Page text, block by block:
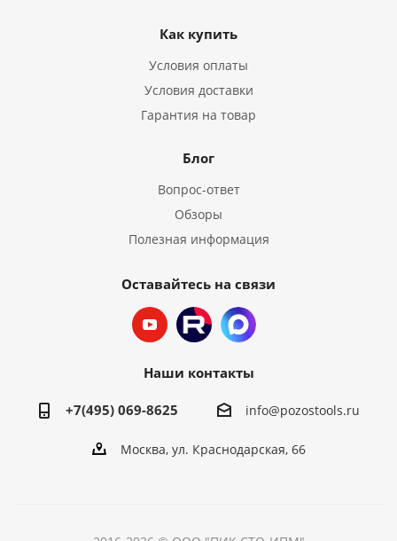
Как купить
Условия оплаты
Условия доставки
Гарантия на товар
Блог
Вопрос-ответ
Обзоры
Полезная информация
Оставайтесь на связи
Наши контакты
+7(495) 069-8625 info@pozostools.ru
Москва, ул. Краснодарская, 66